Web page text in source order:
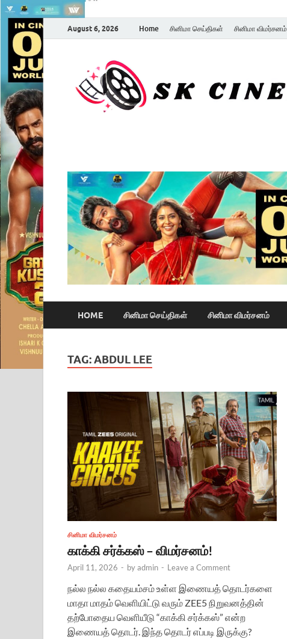
August 6, 2026 Home சினிமா செய்திகள் சினிமா விமர்சனம்
HOME சினிமா செய்திகள் சினிமா விமர்சனம்
TAG:ABDUL LEE
சினிமா விமர்சனம்
காக்கி சர்க்கஸ் – விமர்சனம்!
April 11, 2026 - byadmin - Leave a Comment
நல்ல நல்ல கதையம்சம் உள்ள இணையத் தொடர்களை
மாதா மாதம் வெளியிட்டு வரும் ZEE5 நிறுவனத்தின்
தற்போதைய வெளியீடு “காக்கி சர்க்கஸ்” என்ற
இணையத் தொடர். இந்த தொடர் எப்படி இருக்கு?